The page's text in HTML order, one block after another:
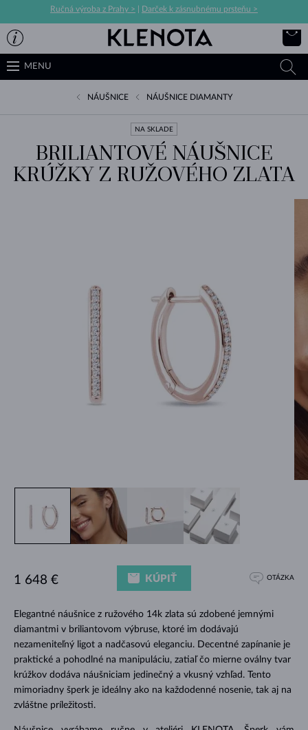
Ručná výroba z Prahy > Darček k zásnubnému prsteňu >
MENU
NÁUŠNICE NÁUŠNICE DIAMANTY
NA SKLADE
BRILIANTOVÉ NÁUŠNICE
KRÚŽKY Z RUŽOVÉHO ZLATA
Elegantné náušnice z ružového 14k zlata sú zdobené jemnými
diamantmi v briliantovom výbruse, ktoré im dodávajú
nezameniteľný ligot a nadčasovú eleganciu. Decentné zapínanie je
praktické a pohodlné na manipuláciu, zatiaľ čo mierne oválny tvar
krúžkov dodáva náušniciam jedinečný a vkusný vzhľad. Tento
mimoriadny šperk je ideálny ako na každodenné nosenie, tak aj na
zvláštne príležitosti.
1 648 € KÚPIŤ OTÁZKA